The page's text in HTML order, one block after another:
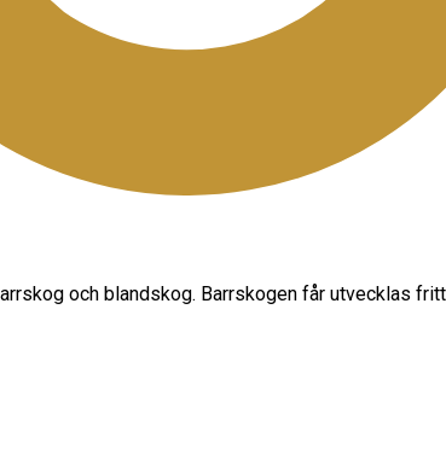
och blandskog. Barrskogen får utvecklas